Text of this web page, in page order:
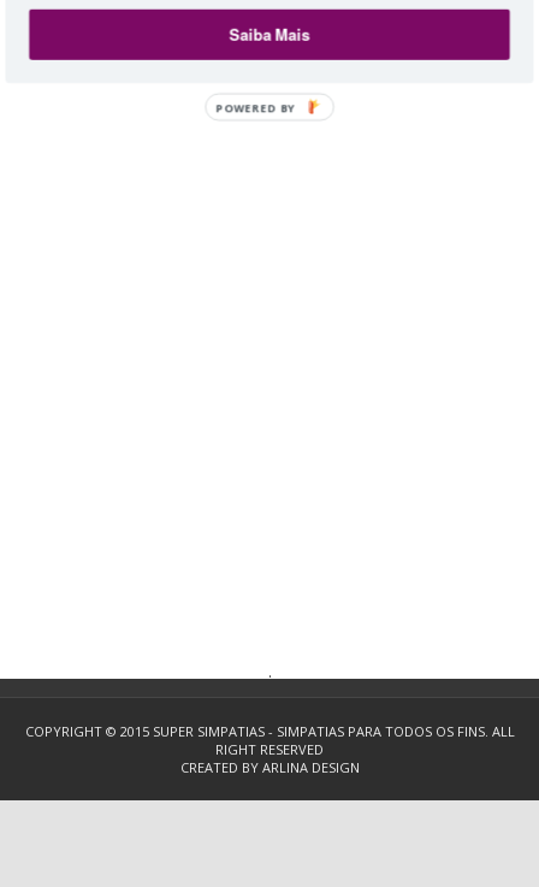
.
COPYRIGHT © 2015 SUPER SIMPATIAS - SIMPATIAS PARA TODOS OS FINS. ALL
RIGHT RESERVED
CREATED BY ARLINA DESIGN
Saiba Mais
POWERED BY